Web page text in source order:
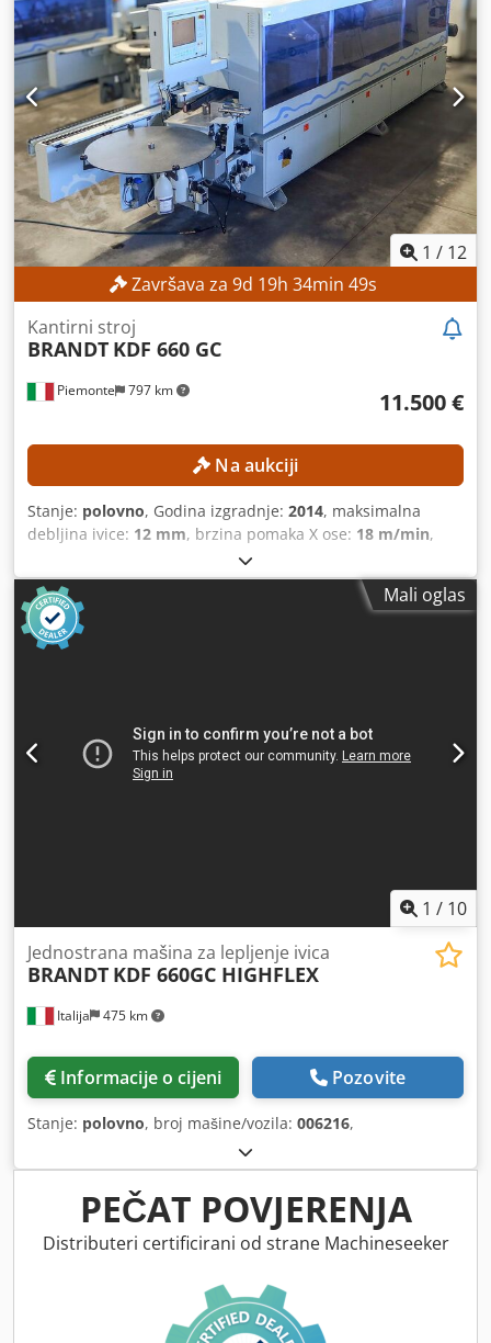
1 / 12
Završava za 9d 19h 34min 47s
Piemonte 797 km
Kantirni stroj
BRANDT KDF 660 GC
11.500 €
Na aukciji
Stanje: polovno, Godina izgradnje: 2014, maksimalna
debljina ivice: 12 mm, brzina pomaka X ose: 18 m/min,
Mali oglas
1 / 10
Italija 475 km
Jednostrana mašina za lepljenje ivica
BRANDT KDF 660GC HIGHFLEX
Informacije o cijeni Pozovite
Stanje: polovno, broj mašine/vozila: 006216,
PEČAT POVJERENJA
Distributeri certificirani od strane Machineseeker